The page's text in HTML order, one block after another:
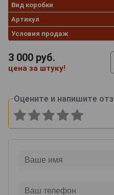
Вид коробки
Артикул
Условия продаж
3 000 руб.
цена за штуку!
Оцените и напишите